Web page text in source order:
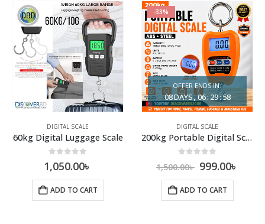
DIGITAL SCALE
60kg Digital Luggage Scale
1,050.00৳
ADD TO CART
-33%
OFFER ENDS IN:
08DAYS 06: 29:58
DIGITAL SCALE
200kg Portable Digital Scale
1,500.00৳ 999.00৳
ADD TO CART